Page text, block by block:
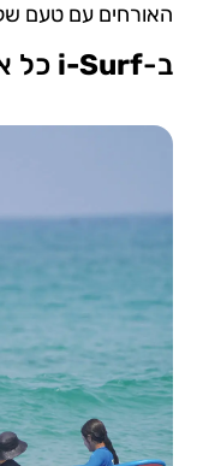
האורחים עם טעם של
ב-i-Surf כל